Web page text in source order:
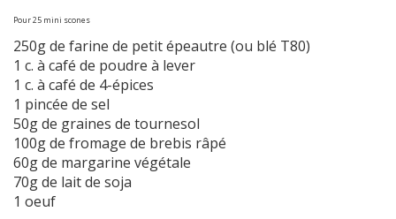
Pour 25 mini scones
250g de farine de petit épeautre (ou blé T80)
1 c. à café de poudre à lever
1 c. à café de 4-épices
1 pincée de sel
50g de graines de tournesol
100g de fromage de brebis râpé
60g de margarine végétale
70g de lait de soja
1 oeuf